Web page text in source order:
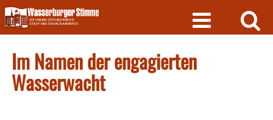
Skip
to
content
Im Namen der engagierten
Wasserwacht